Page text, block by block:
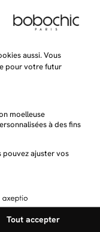
les
lit King Size
avec le lit ?
vendus avec
Vérifiez la
à installer ?
celle d'un lit
coffre est
d'outillage